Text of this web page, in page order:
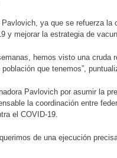
ya que se refuerza la
y mejorar la estrategia de
hemos visto una cruda
que tenemos”,
Pavlovich por asumir la
la coordinación entre
el COVID-19.
de una ejecución